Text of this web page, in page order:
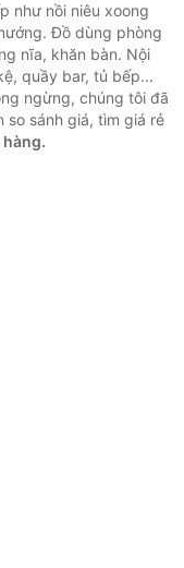
như nồi niêu xoong
Đồ dùng phòng
nĩa, khăn bàn. Nội
quầy bar, tủ bếp...
ngừng, chúng tôi đã
sánh giá, tìm giá rẻ